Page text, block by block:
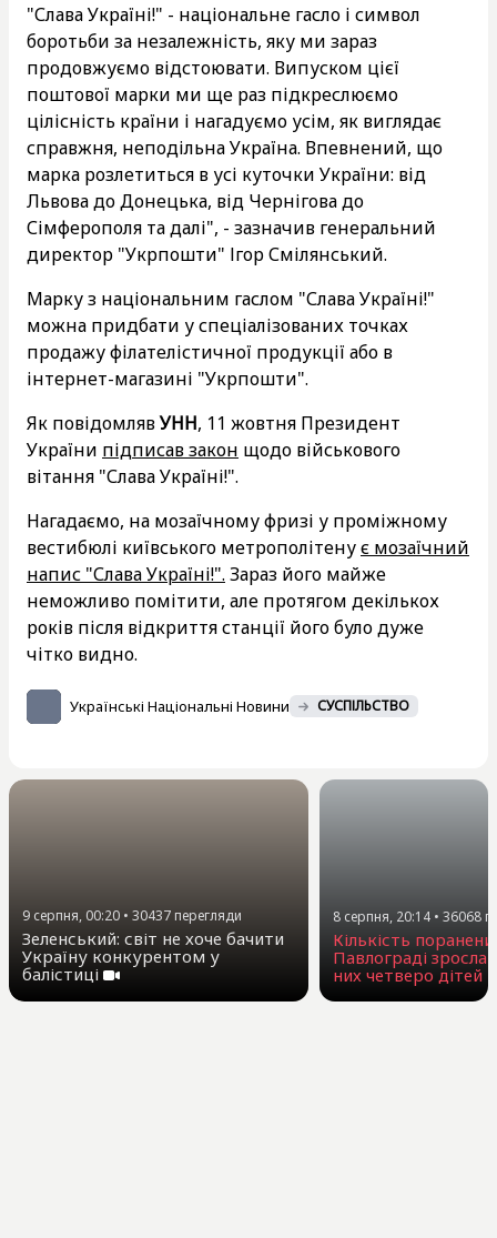
"Слава Україні!" - національне гасло і символ
боротьби за незалежність, яку ми зараз
продовжуємо відстоювати. Випуском цієї
поштової марки ми ще раз підкреслюємо
цілісність країни і нагадуємо усім, як виглядає
справжня, неподільна Україна. Впевнений, що
марка розлетиться в усі куточки України: від
Львова до Донецька, від Чернігова до
Сімферополя та далі", - зазначив генеральний
директор "Укрпошти" Ігор Смілянський.
Марку з національним гаслом "Слава Україні!"
можна придбати у спеціалізованих точках
продажу філателістичної продукції або в
інтернет-магазині "Укрпошти".
Як повідомлявУНН, 11 жовтня Президент
України підписав закон щодо військового
вітання "Слава Україні!".
Нагадаємо, на мозаїчному фризі у проміжному
вестибюлі київського метрополітенує мозаїчний
напис "Слава Україні!". Зараз його майже
неможливо помітити, але протягом декількох
років після відкриття станції його було дуже
чітко видно.
Українські Національні Новини СУСПІЛЬСТВО
9 серпня, 00:20 • 30437 перегляди
Зеленський: світ не хоче бачити
Україну конкурентом у
балістиці
8 серпня, 20:14 • 36068
Кількість
Павлограді зросла
них четверо дітей